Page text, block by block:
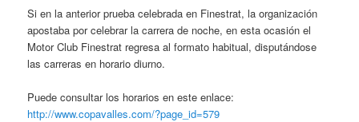
Si en la anterior prueba celebrada en Finestrat, la organización
apostaba por celebrar la carrera de noche, en esta ocasión el
Motor Club Finestrat regresa al formato habitual, disputándose
las carreras en horario diurno.
Puede consultar los horarios en este enlace:
http://www.copavalles.com/?page_id=579